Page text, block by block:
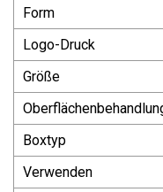
Form
Logo-Druck
Größe
Boxtyp
Verwenden